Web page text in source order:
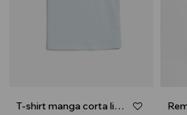
T-shirt manga corta lisa - Azul claro